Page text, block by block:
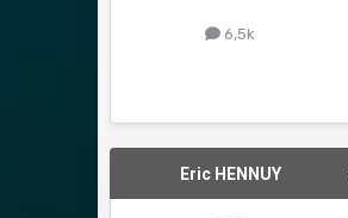
6,5k
Eric HENNUY